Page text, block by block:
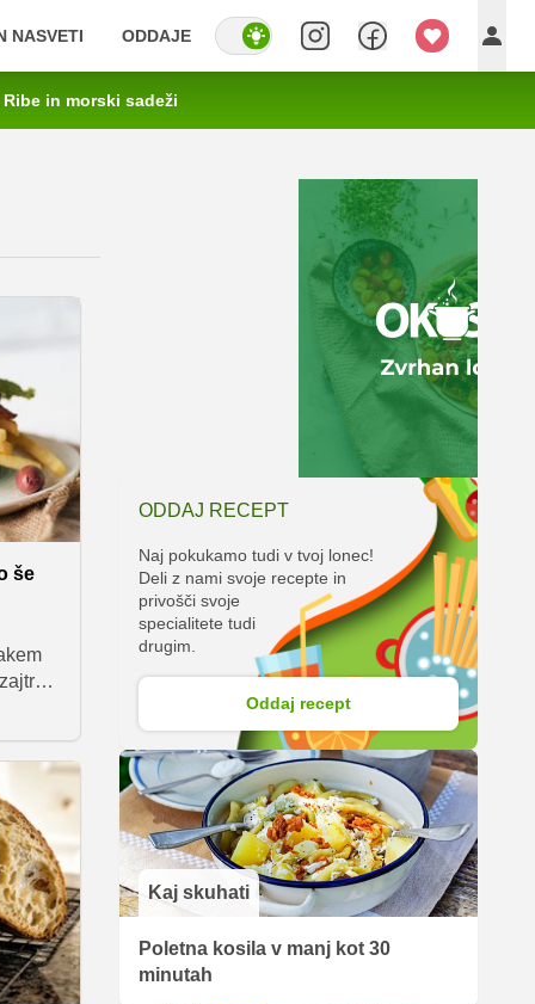
NASVETI ODDAJE
Ribe in morski sadeži
še
ko
ODDAJ RECEPT
Naj pokukamo tudi v tvoj lonec!
Deli z nami svoje recepte in
privošči svoje
specialitete tudi
drugim.
Oddaj recept
Kaj skuhati
Poletna kosila v manj kot 30
minutah